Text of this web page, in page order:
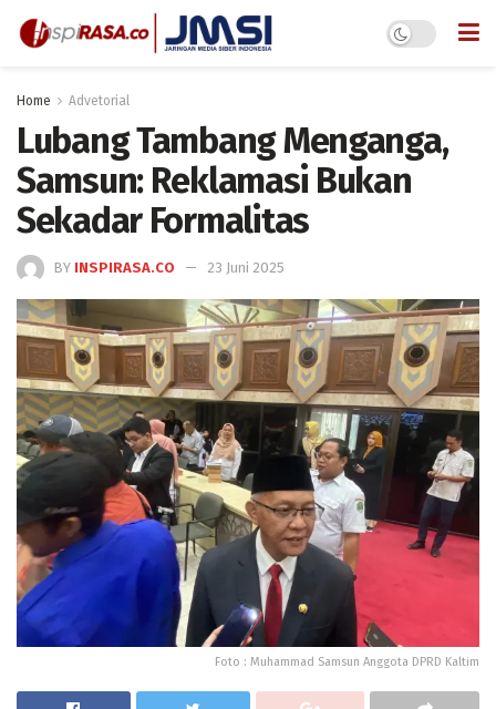
Home Advetorial
Lubang Tambang Menganga,
Samsun: Reklamasi Bukan
Sekadar Formalitas
BY INSPIRASA.CO 23 Juni 2025
Foto : Muhammad Samsun Anggota DPRD Kaltim